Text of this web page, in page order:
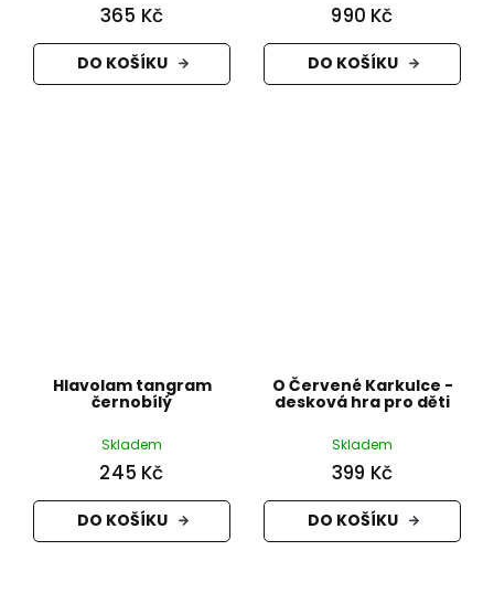
365 Kč
DO KOŠÍKU
990 Kč
DO KOŠÍKU
Hlavolam tangram
černobílý
Skladem
245 Kč
DO KOŠÍKU
O Červené Karkulce -
desková hra pro děti
Skladem
399 Kč
DO KOŠÍKU